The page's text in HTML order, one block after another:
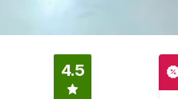
4.5